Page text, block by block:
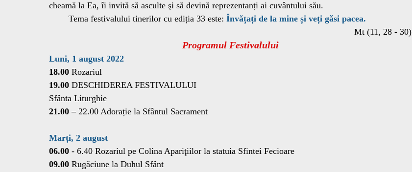
cheamă la Ea, îi invită să asculte şi să devină reprezentanți ai cuvântului său.
	Tema festivalului tinerilor cu ediția 33 este:
Învățați de la mine și veți găsi pacea.
Mt (11, 28 - 30)
Programul Festivalului
Luni, 1 august 2022
18.00 Rozariul
19.00 DESCHIDEREA FESTIVALULUI
Sfânta Liturghie
21.00 – 22.00 Adorație la Sfântul Sacrament
Marți, 2 august
06.00 - 6.40 Rozariul pe Colina Apariţiilor la statuia Sfintei Fecioare
09.00 Rugăciune la Duhul Sfânt